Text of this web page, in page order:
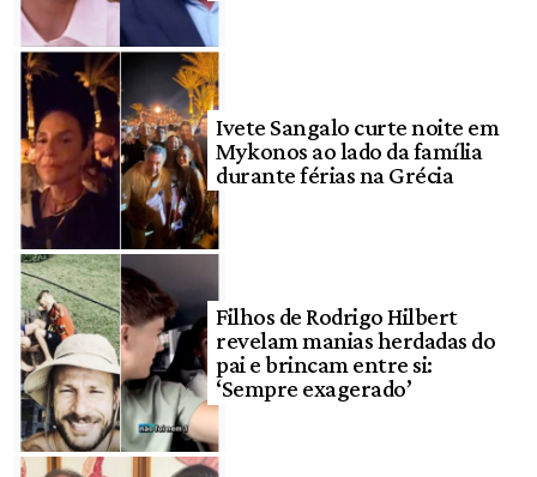
Ivete Sangalo curte noite em
Mykonos ao lado da família
durante férias na Grécia
Filhos de Rodrigo Hilbert
revelam manias herdadas do
pai e brincam entre si:
‘Sempre exagerado’